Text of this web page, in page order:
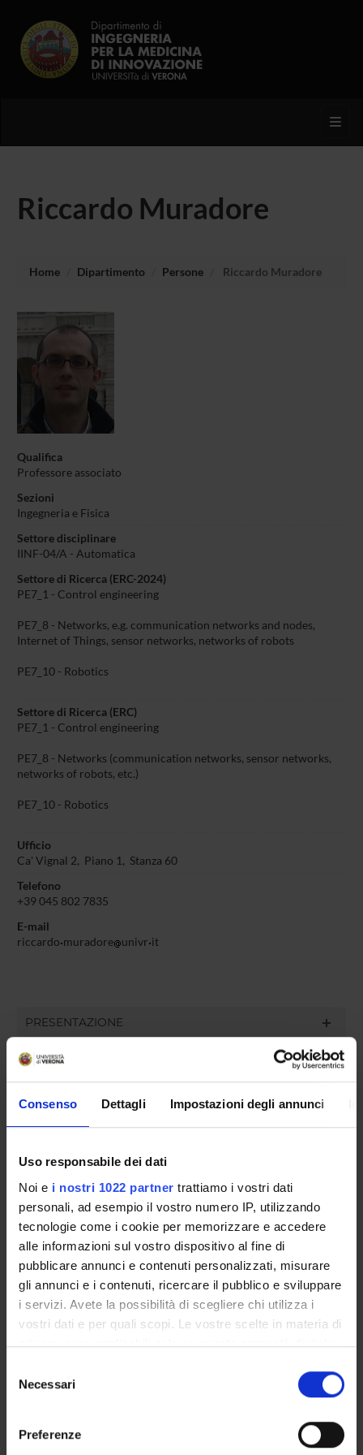
Consenso Dettagli Impostazioni degli annunci
Uso responsabile dei dati
Noi e i nostri 1022 partner trattiamo i vostri dati
personali, ad esempio il vostro numero IP, utilizzando
tecnologie come i cookie per memorizzare e accedere
alle informazioni sul vostro dispositivo al fine di
pubblicare annunci e contenuti personalizzati, misurare
gli annunci e i contenuti, ricercare il pubblico e sviluppare
i servizi. Avete la possibilità di scegliere chi utilizza i
vostri dati e per quali scopi. Le vostre scelte in materia di
privacy sono applicabili solo su questa proprietà digitale
modificare o revocare il proprio consenso in qualsiasi
momento dalla Dichiarazione sui cookie o facendo clic
delNecessari
Preferenze
Riccardo Muradore
Home Dipartimento Persone Riccardo Muradore
Qualifica
Professore associato
Sezioni
Ingegneria e Fisica
Settore disciplinare
IINF-04/A - Automatica
Settore di Ricerca (ERC-2024)
PE7_1 - Control engineering
PE7_8 - Networks, e.g. communication networks and nodes,
Internet of Things, sensor networks, networks of robots
PE7_10 - Robotics
Settore di Ricerca (ERC)
PE7_1 - Control engineering
PE7_8 - Networks (communication networks, sensor networks,
networks of robots, etc.)
PE7_10 - Robotics
Ufficio
Ca' Vignal 2, Piano 1, Stanza 60
Telefono
+39 045 802 7835
E-mail
riccardo muradore univr it
PRESENTAZIONE
DIDATTICA
RICERCA
PROGETTI
PUBBLICAZIONI
INCARICHI
ORGANIZZAZIONE
UFFICI E STRUTTURE DI SERVIZIO